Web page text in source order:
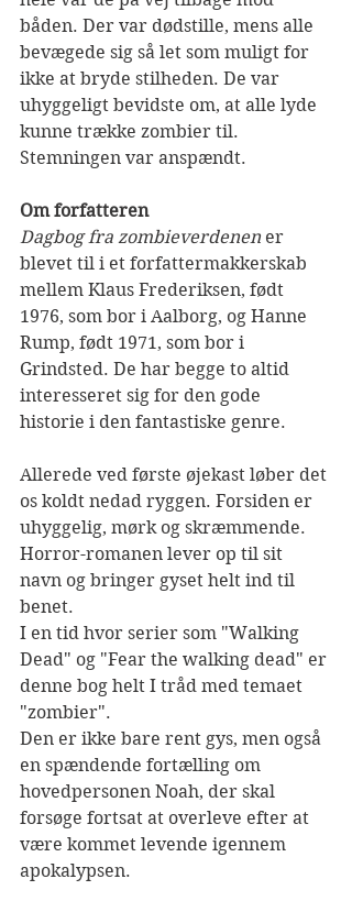
båden. Der var dødstille, mens alle
bevægede sig så let som muligt for
ikke at bryde stilheden. De var
uhyggeligt bevidste om, at alle lyde
kunne trække zombier til.
Stemningen var anspændt.
Om forfatteren
Dagbog fra zombieverdenen er
blevet til i et forfattermakkerskab
mellem Klaus Frederiksen, født
1976, som bor i Aalborg, og Hanne
Rump, født 1971, som bor i
Grindsted. De har begge to altid
interesseret sig for den gode
historie i den fantastiske genre.
Allerede ved første øjekast løber det
os koldt nedad ryggen. Forsiden er
uhyggelig, mørk og skræmmende.
Horror-romanen lever op til sit
navn og bringer gyset helt ind til
benet.
I en tid hvor serier som "Walking
Dead" og "Fear the walking dead" er
denne bog helt I tråd med temaet
"zombier".
Den er ikke bare rent gys, men også
en spændende fortælling om
hovedpersonen Noah, der skal
forsøge fortsat at overleve efter at
være kommet levende igennem
apokalypsen.